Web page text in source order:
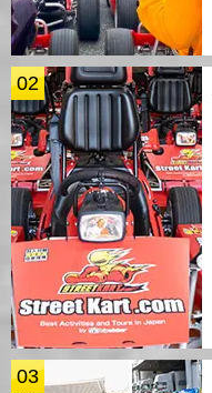
02
03